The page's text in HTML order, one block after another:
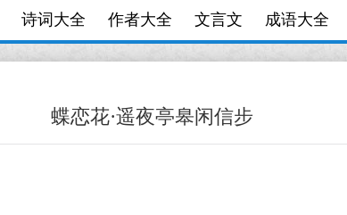
诗词大全 作者大全 文言文 成语大全
蝶恋花·遥夜亭皋闲信步